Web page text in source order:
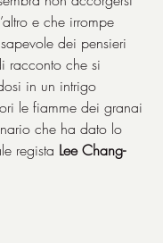
e che irrompe
dei pensieri
racconto che si
in un intrigo
le fiamme dei granai
che ha dato lo
regista Lee Chang-